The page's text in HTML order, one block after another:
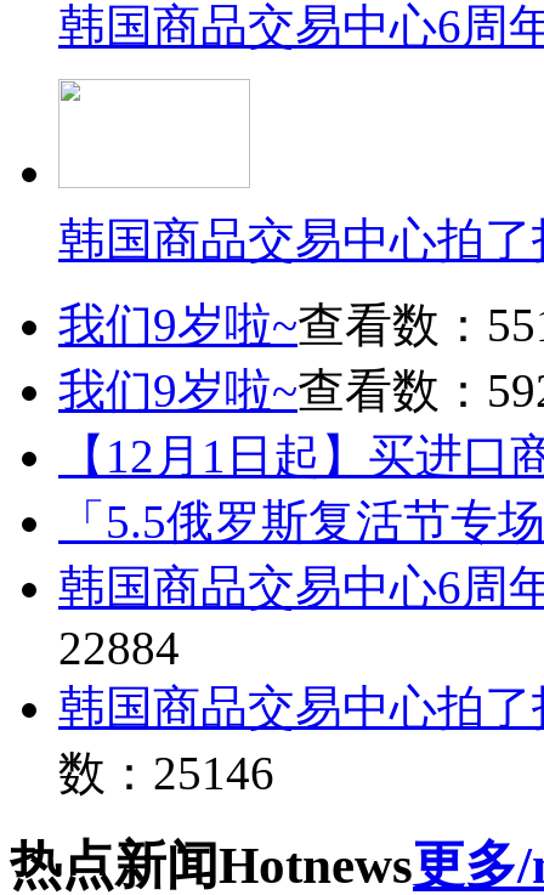
韩国商品交易中心6周
韩国商品交易中心拍
我们9岁啦~查看数：
我们9岁啦~查看数：
【12月1日起】买进口
「5.5俄罗斯复活节专
韩国商品交易中心6周
22884
韩国商品交易中心拍
数：25146
热点新闻Hotnews更多